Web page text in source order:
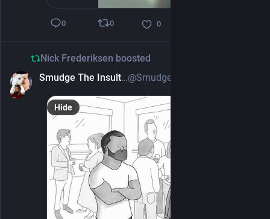
0 0 0
Nick Frederiksen boosted
Smudge The Insult Cat 🐀
Hide